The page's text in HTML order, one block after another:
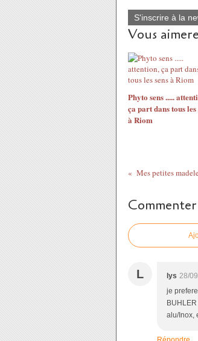
S'inscrire à la
Vous
Phyto sens .....
ça part dans tous les
à Riom
L lys 28/
je
alu/Inox,